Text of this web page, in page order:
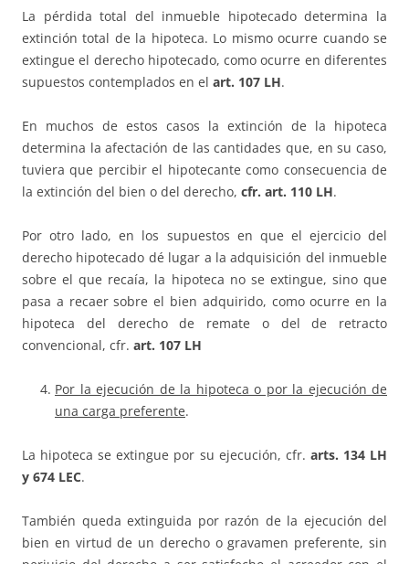
La pérdida total del inmueble hipotecado determina la
extinción total de la hipoteca. Lo mismo ocurre cuando se
extingue el derecho hipotecado, como ocurre en diferentes
supuestos contemplados en el art. 107 LH.
En muchos de estos casos la extinción de la hipoteca
determina la afectación de las cantidades que, en su caso,
tuviera que percibir el hipotecante como consecuencia de
la extinción del bien o del derecho, cfr. art. 110 LH.
Por otro lado, en los supuestos en que el ejercicio del
derecho hipotecado dé lugar a la adquisición del inmueble
sobre el que recaía, la hipoteca no se extingue, sino que
pasa a recaer sobre el bien adquirido, como ocurre en la
hipoteca del derecho de remate o del de retracto
convencional, cfr. art. 107 LH
Por la ejecución de la hipoteca o por la ejecución de
una carga preferente.
La hipoteca se extingue por su ejecución, cfr. arts. 134 LH
y 674 LEC.
También queda extinguida por razón de la ejecución del
bien en virtud de un derecho o gravamen preferente, sin